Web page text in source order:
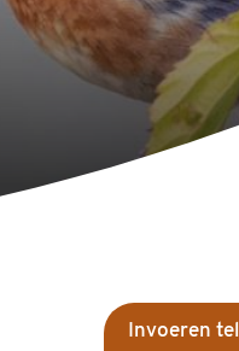
Invoeren